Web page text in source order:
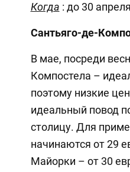
Когда : до 30
Сантьяго-де-
В мае, посреди
Компостела –
поэтому низкие
идеальный повод
столицу. Для
начинаются от 29
Майорки – от 30